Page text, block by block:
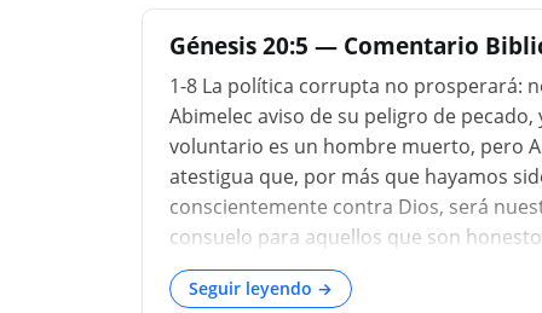
Esta frase se usa en oposición evidente
Génesis 20:5 — Comentario
1-8 La política corrupta no prosperará:
Abimelec aviso de su peligro de
voluntario es un hombre muerto, pero
atestigua que, por más que hayamos
conscientemente contra Dios, será
consuelo para aquellos que son
una gran misericordia ser impedido de
si hemos hecho mal por ignorancia,
Seguir leyendo →